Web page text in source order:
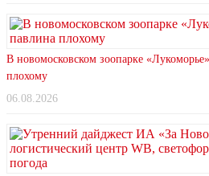
В новомосковском зоопарке
плохому
06.08.2026